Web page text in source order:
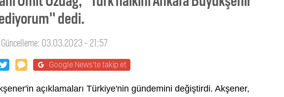
dedi.
Güncelleme: 03.03.2023 - 21:57
Google News'te takip et
açıklamaları Türkiye'nin gündemini değiştirdi. Akşener,